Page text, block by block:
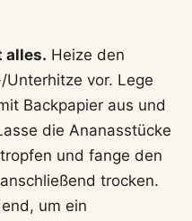
alles. Heize den
Unterhitze vor. Lege
Backpapier aus und
die Ananasstücke
und fange den
trocken.
um ein